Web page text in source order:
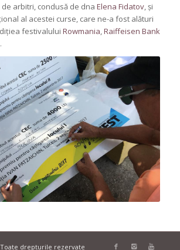
arbitri, condusă de dna Elena Fidatov, și
al acestei curse, care ne-a fost alături
festivalului Rowmania,Raiffeisen Bank
drepturile rezervate